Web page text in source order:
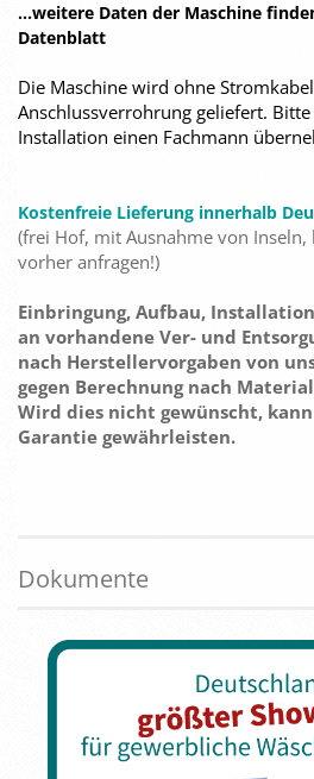
...weitere Daten der Maschine
Datenblatt
Die Maschine wird ohne
Anschlussverrohrung geliefert. Bitte
Installation einen Fachmann
Kostenfreie Lieferung innerhalb
(frei Hof, mit Ausnahme von Inseln,
vorher anfragen!)
Einbringung, Aufbau,
an vorhandene Ver- und
nach Herstellervorgaben von
gegen Berechnung nach
Wird dies nicht gewünscht,
Garantie gewährleisten.
Dokumente